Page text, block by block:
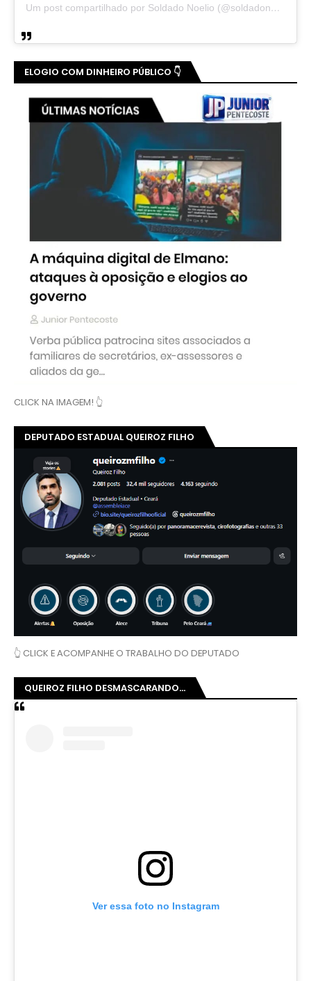
Um post compartilhado por Soldado Noelio (@soldadonoelio)
ELOGIO COM DINHEIRO PÚBLICO 👇
CLICK NA IMAGEM! 👆
DEPUTADO ESTADUAL QUEIROZ FILHO
👆 CLICK E ACOMPANHE O TRABALHO DO DEPUTADO
QUEIROZ FILHO DESMASCARANDO...
Ver essa foto no Instagram